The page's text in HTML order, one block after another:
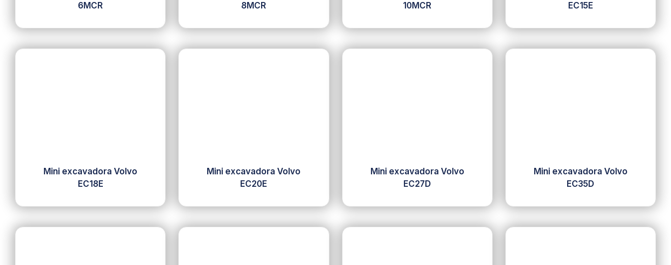
6MCR
8MCR
10MCR
EC15E
Mini excavadora Volvo
EC18E
Mini excavadora Volvo
EC20E
Mini excavadora Volvo
EC27D
Mini excavadora Volvo
EC35D